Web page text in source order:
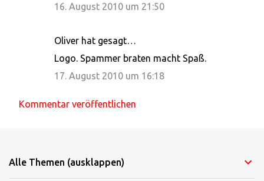
16. August 2010 um 21:50
Oliver hat gesagt…
Logo. Spammer braten macht Spaß.
17. August 2010 um 16:18
Kommentar veröffentlichen
Alle Themen (ausklappen)